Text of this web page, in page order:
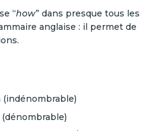
“how” dans presque tous les
anglaise : il permet de
(indénombrable)